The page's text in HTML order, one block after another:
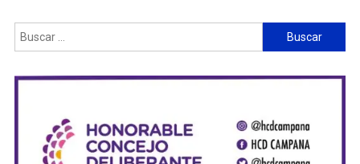
Buscar: